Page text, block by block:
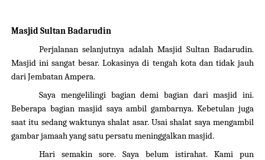
Masjid Sultan Badarudin
Perjalanan selanjutnya adalah Masjid Sultan Badarudin.
Masjid ini sangat besar. Lokasinya di tengah kota dan tidak jauh
dari Jembatan Ampera.
Saya mengelilingi bagian demi bagian dari masjid ini.
Beberapa bagian masjid saya ambil gambarnya. Kebetulan juga
saat itu sedang waktunya shalat asar. Usai shalat saya mengambil
gambar jamaah yang satu persatu meninggalkan masjid.
Hari semakin sore. Saya belum istirahat. Kami pun